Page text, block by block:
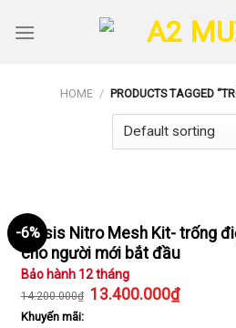
HOME / PRODUCTS TAGGED
-6%
Alesis Nitro Mesh Kit- trống
cho người mới bắt đầu
Bảo hành 12 tháng
14.200.000₫ 13.400.000₫
Khuyến mãi: